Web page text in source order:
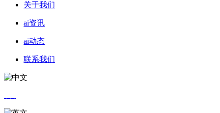
关于我们
ai资讯
ai动态
联系我们